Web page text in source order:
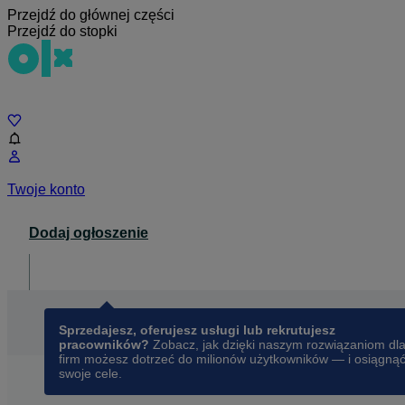
Przejdź do głównej części
Przejdź do stopki
Twoje konto
Dodaj ogłoszenie
Sprzedajesz, oferujesz usługi lub rekrutujesz
pracowników? Zobacz, jak dzięki naszym rozwiązaniom dla
firm możesz dotrzeć do milionów użytkowników — i osiągnąć
swoje cele.